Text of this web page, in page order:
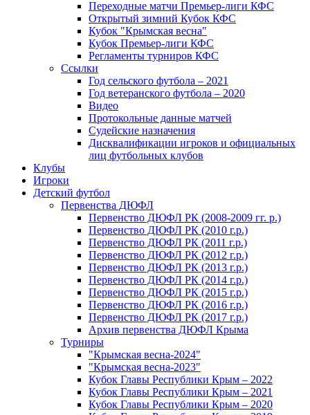
Переходные матчи Премьер-лиги КФС
Открытый зимний Кубок КФС
Кубок "Крымская весна"
Кубок Премьер-лиги КФС
Регламенты турниров КФС
Ссылки
Год сельского футбола – 2021
Год ветеранского футбола – 2020
Видео
Протокольные данные матчей
Судейские назначения
Дисквалификации игроков и официальных
лиц футбольных клубов
Клубы
Игроки
Детский футбол
Первенства ДЮФЛ
Первенство ДЮФЛ РК (2008-2009 гг. р.)
Первенство ДЮФЛ РК (2010 г.р.)
Первенство ДЮФЛ РК (2011 г.р.)
Первенство ДЮФЛ РК (2012 г.р.)
Первенство ДЮФЛ РК (2013 г.р.)
Первенство ДЮФЛ РК (2014 г.р.)
Первенство ДЮФЛ РК (2015 г.р.)
Первенство ДЮФЛ РК (2016 г.р.)
Первенство ДЮФЛ РК (2017 г.р.)
Архив первенства ДЮФЛ Крыма
Турниры
"Крымская весна-2024"
"Крымская весна-2023"
Кубок Главы Республики Крым – 2022
Кубок Главы Республики Крым – 2021
Кубок Главы Республики Крым – 2020